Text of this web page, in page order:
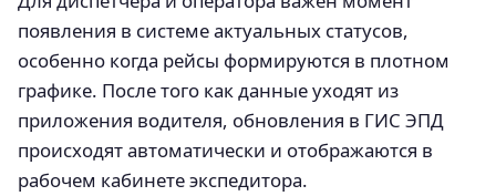
появления в системе актуальных статусов,
особенно когда рейсы формируются в плотном
графике. После того как данные уходят из
приложения водителя, обновления в ГИС ЭПД
происходят автоматически и отображаются в
рабочем кабинете экспедитора.